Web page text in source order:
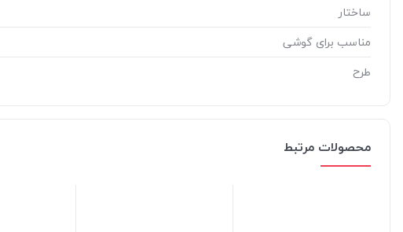
ساختار
مناسب برای گوشی
طرح
محصولات مرتبط